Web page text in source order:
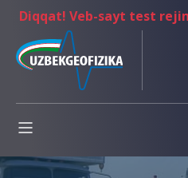
Veb-sayt test
Korrupsiyaga
almashish